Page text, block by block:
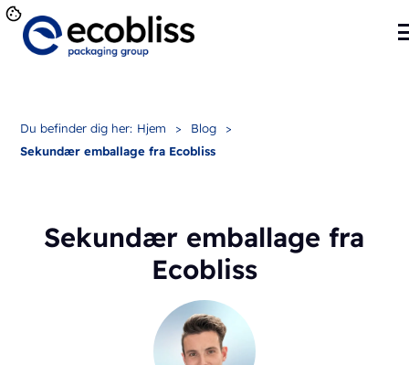
Du befinder dig her: Hjem > Blog
>
Sekundær emballage fra Ecobliss
Sekundær emballage fra
Ecobliss